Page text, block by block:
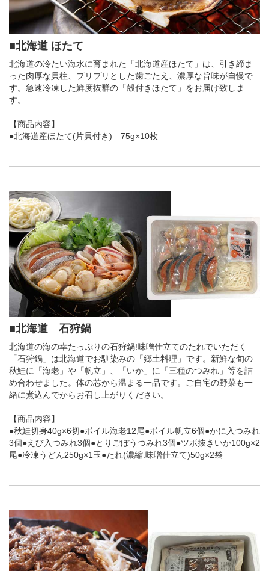
■北海道 ほたて
北海道の冷たい海水に育まれた「北海道産ほたて」は、引き締ま
った肉厚な貝柱、プリプリとした歯ごたえ、濃厚な旨味が自慢で
す。急速冷凍した鮮度抜群の「殻付きほたて」をお届け致しま
す。
【商品内容】
●北海道産ほたて(片貝付き) 75g×10枚
■北海道 石狩鍋
北海道の海の幸たっぷりの石狩鍋!味噌仕立てのたれでいただく
「石狩鍋」は北海道でお馴染みの「郷土料理」です。新鮮な旬の
秋鮭に「海老」や「帆立」、「いか」に「三種のつみれ」等を詰
め合わせました。体の芯から温まる一品です。ご自宅の野菜も一
緒に煮込んでからお召し上がりください。
【商品内容】
●秋鮭切身40g×6切●ボイル海老12尾●ボイル帆立6個●かに入つみれ
3個●えび入つみれ3個●とりごぼうつみれ3個●ツボ抜きいか100g×2
尾●冷凍うどん250g×1玉●たれ(濃縮:味噌仕立て)50g×2袋